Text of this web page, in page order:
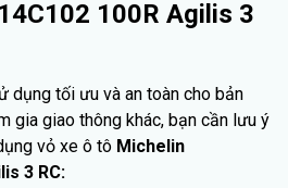
100R Agilis 3
dụng tối ưu và an toàn cho bản
gia giao thông khác, bạn cần lưu ý
vỏ xe ô tô Michelin
3 RC: